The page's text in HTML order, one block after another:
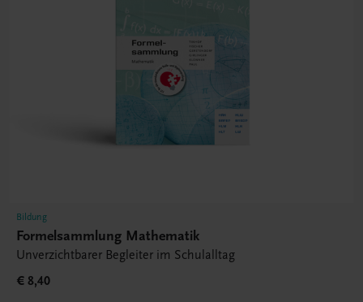
Bildung
Formelsammlung Mathematik
Unverzichtbarer Begleiter im Schulalltag
€ 8,40